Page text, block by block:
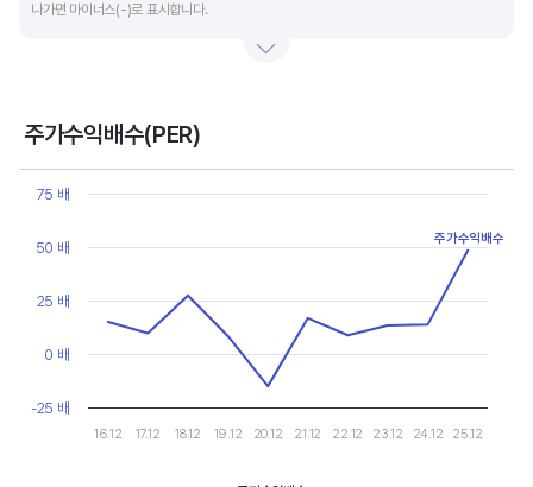
나가면 마이너스(-)로 표시합니다.
투자활동 현금흐름은 기업의 기계 및 공장증설이나 금융자산 거래에서 발생하는
영업활동으로 충분한 현금을 벌고 있는 기업은 금융기관의 차입금을 갚고, 배당을 지급하는
등 현금이 유출되기 때문에 마이너스(-)를 기록합니다.
특별한 활동이 있는 일시적인 기간을 제외하고 현금흐름표의 장기적인 구성은 영업활동
현금흐름 플러스(+), 투자활동 현금흐름 마이너스(-), 재무활동 현금흐름이 마이너스(-)가
가장 좋습니다.
주가수익배수(PER)
Chart
Line chart with 10 data points.
The chart has 1 X axis displaying categories.
The chart has 1 Y axis displaying values. Data ranges from -
16.12 17.12 18.12 19.12 20.12 21.12 22.12 23.12 24.12 25.12
-25 배
0 배
25 배
50 배
75 배
주가수익배수